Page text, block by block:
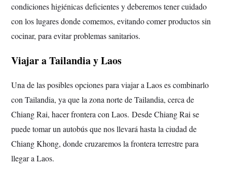
condiciones higiénicas deficientes y deberemos tener cuidado
con los lugares donde comemos, evitando comer productos sin
cocinar, para evitar problemas sanitarios.
Viajar a Tailandia y Laos
Una de las posibles opciones para viajar a Laos es combinarlo
con Tailandia, ya que la zona norte de Tailandia, cerca de
Chiang Rai, hacer frontera con Laos.Desde Chiang Rai se
puede tomar un autobús que nos llevará hasta la ciudad de
Chiang Khong, donde cruzaremos la frontera terrestre para
llegar a Laos.